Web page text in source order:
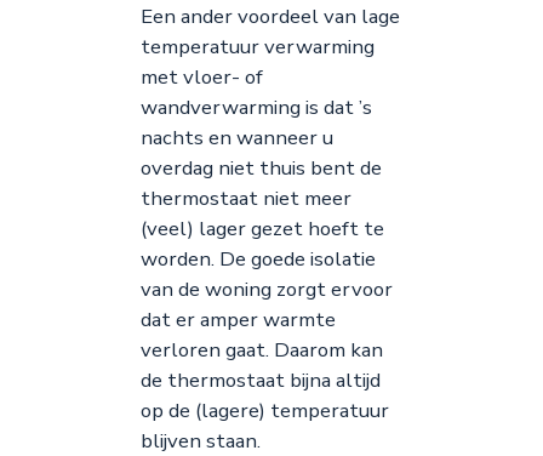
Een ander voordeel van lage
temperatuur verwarming
met vloer- of
wandverwarming is dat ’s
nachts en wanneer u
overdag niet thuis bent de
thermostaat niet meer
(veel) lager gezet hoeft te
worden. De goede isolatie
van de woning zorgt ervoor
dat er amper warmte
verloren gaat. Daarom kan
de thermostaat bijna altijd
op de (lagere) temperatuur
blijven staan.